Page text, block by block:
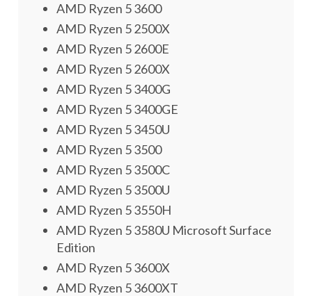
AMD Ryzen 5 3600
AMD Ryzen 5 2500X
AMD Ryzen 5 2600E
AMD Ryzen 5 2600X
AMD Ryzen 5 3400G
AMD Ryzen 5 3400GE
AMD Ryzen 5 3450U
AMD Ryzen 5 3500
AMD Ryzen 5 3500C
AMD Ryzen 5 3500U
AMD Ryzen 5 3550H
AMD Ryzen 5 3580U Microsoft Surface
Edition
AMD Ryzen 5 3600X
AMD Ryzen 5 3600XT